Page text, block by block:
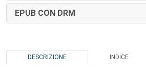
EPUB CON DRM
DESCRIZIONE INDICE